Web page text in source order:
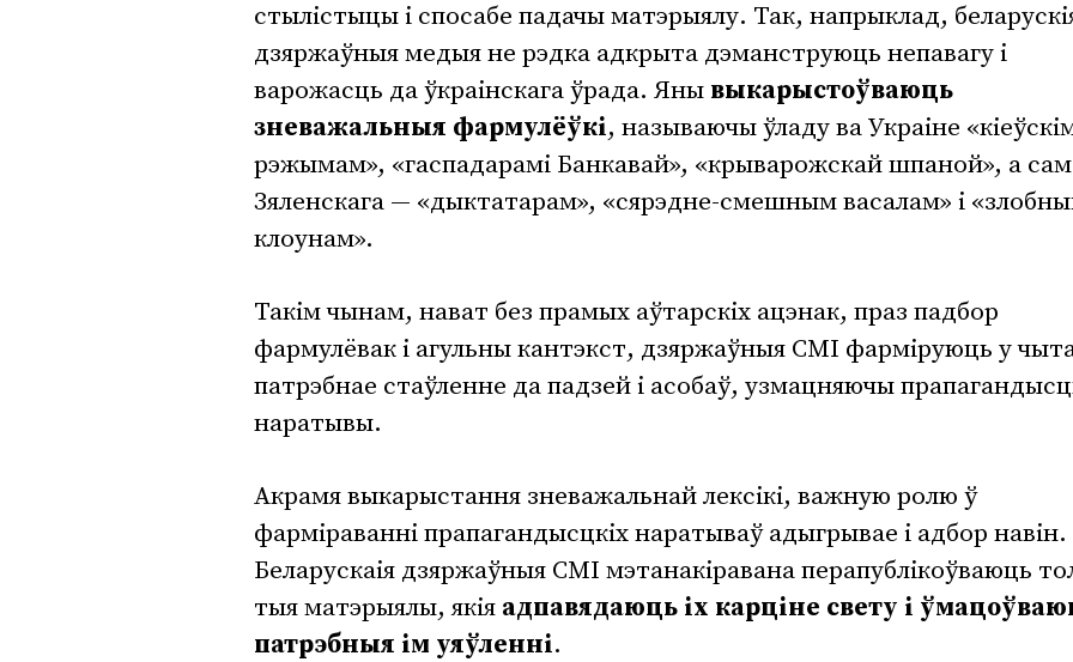
стылістыцы і спосабе падачы матэрыялу. Так, напрыклад,
дзяржаўныя медыя не рэдка адкрыта дэманструюць непавагу і
варожасць да ўкраінскага ўрада. Яны выкарыстоўваюць
зневажальныя фармулёўкі, называючы ўладу ва Украіне
рэжымам», «гаспадарамі Банкавай», «крыварожскай шпаной», а
Зяленскага — «дыктатарам», «сярэдне-смешным васалам» і
клоунам».
Такім чынам, нават без прамых аўтарскіх ацэнак, праз падбор
фармулёвак і агульны кантэкст, дзяржаўныя СМІ фарміруюць у
патрэбнае стаўленне да падзей і асобаў, узмацняючы
наратывы.
Акрамя выкарыстання зневажальнай лексікі, важную ролю ў
фарміраванні прапагандысцкіх наратываў адыгрывае і адбор навін.
Беларускаія дзяржаўныя СМІ мэтанакіравана перапублікоўваюць
тыя матэрыялы, якія адпавядаюць іх карціне свету і
патрэбныя ім уяўленні.